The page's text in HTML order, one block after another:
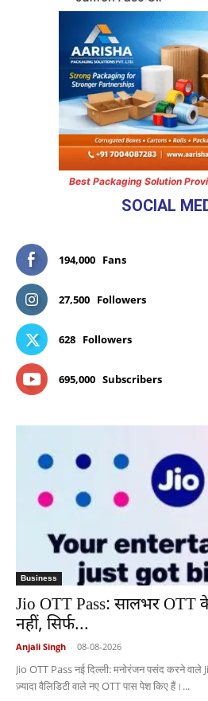
Best Packaging Solution
SOCIAL
194,000 Fans
27,500 Followers
628 Followers
695,000 Subscribers
Business
Jio OTT Pass: सालभर
नहीं, सिर्फ...
Anjali Singh - 08-08-2026
Jio OTT Pass नई दिल्ली: मनोरंजन पसंद करने वाले
ज़्यादा वैलिडिटी वाले नए OTT पास पेश किए हैं।...